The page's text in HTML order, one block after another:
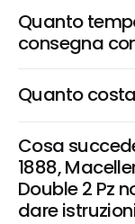
Quanto
consegna
Quanto
Cosa
1888,
Double 2 Pz
dare